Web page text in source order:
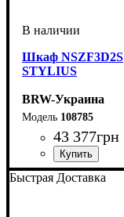
Шкаф NSZF3D2S
STYLIUS
BRW-Украина
108785
43 377грн
Быстрая Доставка